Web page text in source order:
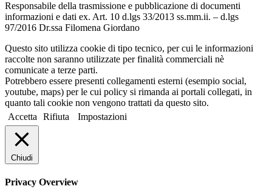
Responsabile della trasmissione e pubblicazione di documenti
informazioni e dati ex. Art. 10 d.lgs 33/2013 ss.mm.ii. – d.lgs
97/2016 Dr.ssa Filomena Giordano
Questo sito utilizza cookie di tipo tecnico, per cui le informazioni
raccolte non saranno utilizzate per finalità commerciali nè
comunicate a terze parti.
Potrebbero essere presenti collegamenti esterni (esempio social,
youtube, maps) per le cui policy si rimanda ai portali collegati, in
quanto tali cookie non vengono trattati da questo sito.
Accetta
Rifiuta Impostazioni
Chiudi
Privacy Overview